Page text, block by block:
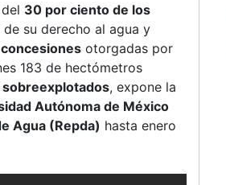
30 por ciento de los
de su derecho al agua y
concesiones otorgadas por
183 de hectómetros
, expone la
Autónoma de México
Agua (Repda) hasta enero